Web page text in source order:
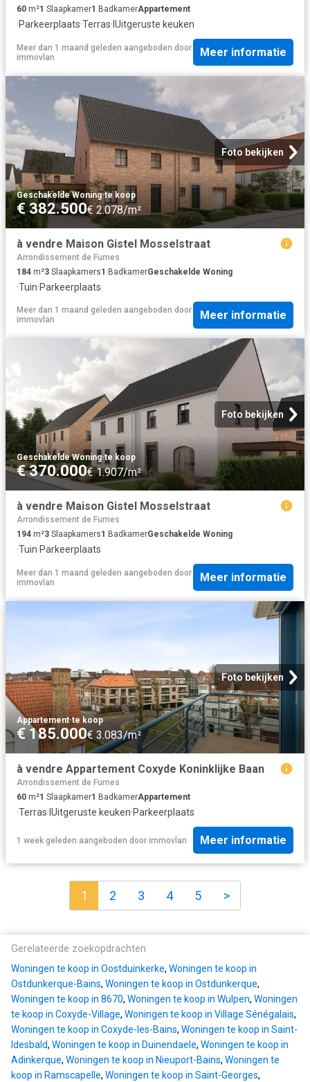
60 m²1 Slaapkamer1 BadkamerAppartement
·Parkeerplaats·Terras· IUitgeruste keuken
Meer dan 1 maand geleden aangeboden door
immovlan
Meer informatie
Foto bekijken
Geschakelde Woning·te koop
€ 382.500€ 2.078/m²
à vendre Maison Gistel Mosselstraat
Arrondissement de Furnes
184 m²3 Slaapkamers1 BadkamerGeschakelde Woning
·Tuin·Parkeerplaats
Meer dan 1 maand geleden aangeboden door
immovlan
Meer informatie
Foto bekijken
Geschakelde Woning·te koop
€ 370.000€ 1.907/m²
à vendre Maison Gistel Mosselstraat
Arrondissement de Furnes
194 m²3 Slaapkamers1 BadkamerGeschakelde Woning
·Tuin·Parkeerplaats
Meer dan 1 maand geleden aangeboden door
immovlan
Meer informatie
Foto bekijken
Appartement·te koop
€ 185.000€ 3.083/m²
à vendre Appartement Coxyde Koninklijke Baan
Arrondissement de Furnes
60 m²1 Slaapkamer1 BadkamerAppartement
·Terras· IUitgeruste keuken·Parkeerplaats
1 week geleden aangeboden door immovlan Meer informatie
1 2 3 4 5 >
Gerelateerde zoekopdrachten
Woningen te koop in Oostduinkerke, Woningen te koop in
Ostdunkerque-Bains, Woningen te koop in Ostdunkerque,
Woningen te koop in 8670, Woningen te koop in Wulpen, Woningen
te koop in Coxyde-Village, Woningen te koop in Village Sénégalais,
Woningen te koop in Coxyde-les-Bains, Woningen te koop in Saint-
Idesbald, Woningen te koop in Duinendaele, Woningen te koop in
Adinkerque, Woningen te koop in Nieuport-Bains, Woningen te
koop in Ramscapelle, Woningen te koop in Saint-Georges,